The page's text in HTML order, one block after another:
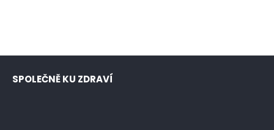
SPOLEČNĚ KU ZDRAVÍ